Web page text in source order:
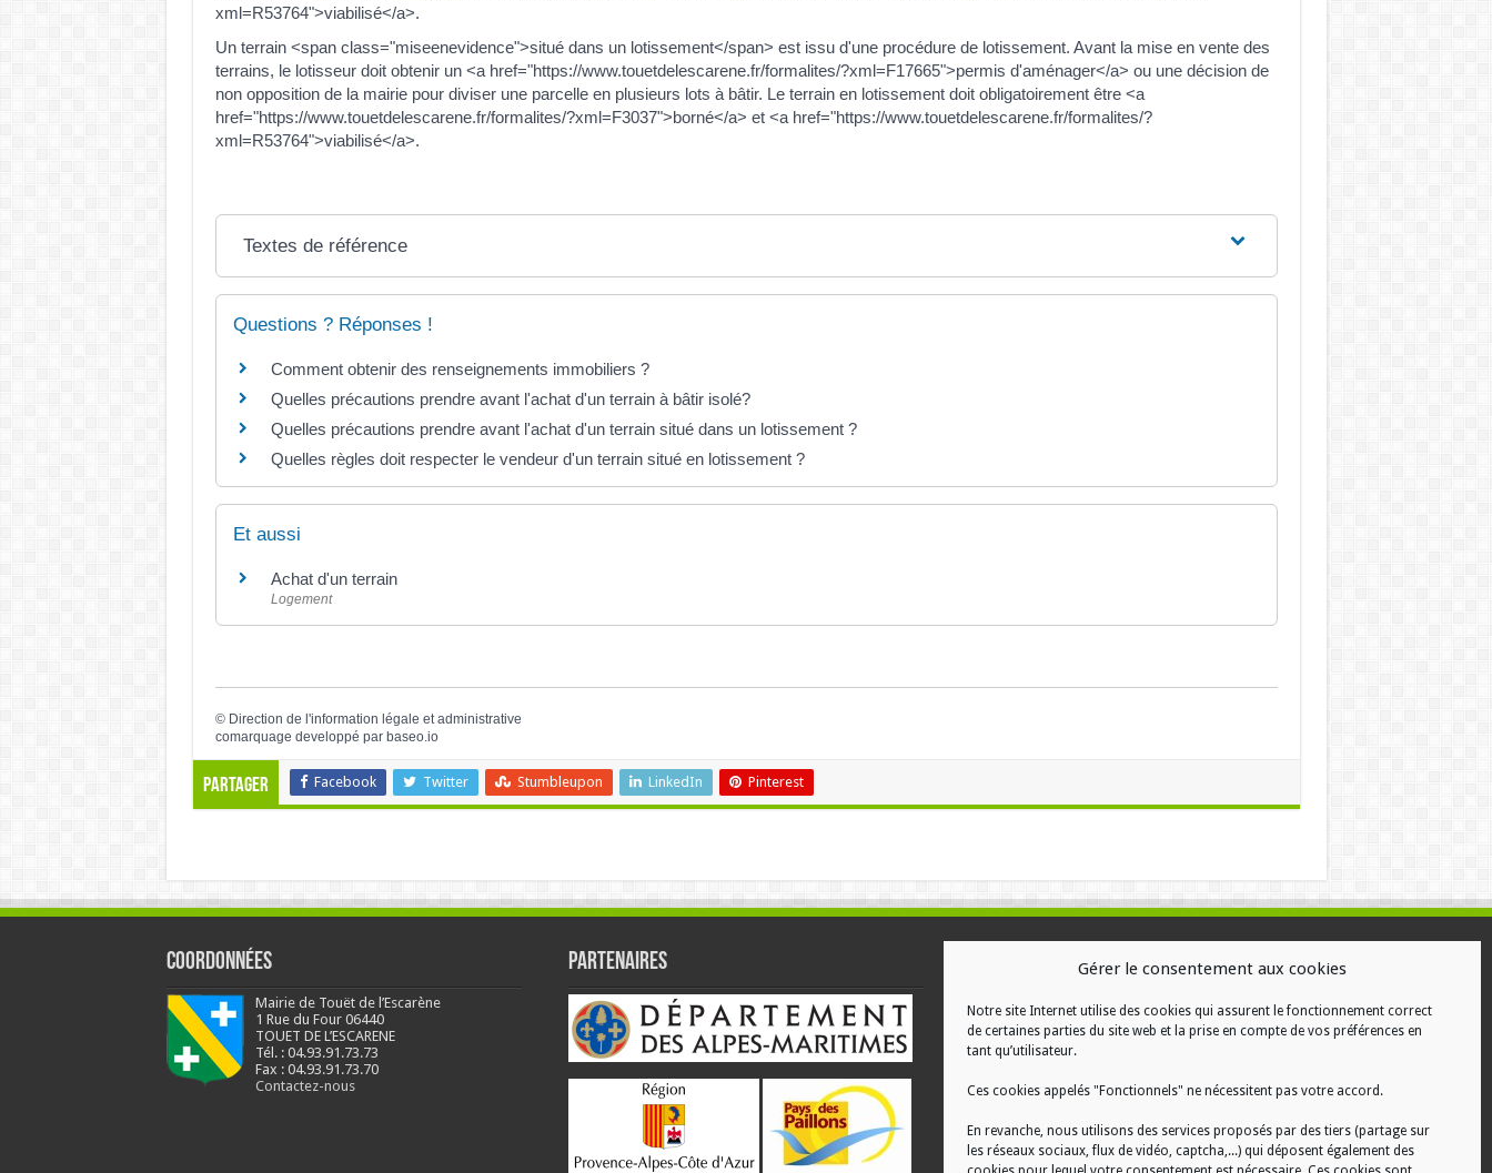
Gérer le consentement aux cookies
Notre site Internet utilise des cookies qui assurent le fonctionnement correct
de certaines parties du site web et la prise en compte de vos préférences en
tant qu’utilisateur.
Ces cookies appelés "Fonctionnels" ne nécessitent pas votre accord.
En revanche, nous utilisons des services proposés par des tiers (partage sur
les réseaux sociaux, flux de vidéo, captcha,...) qui déposent également des
xml=R53764">viabilisé</a>.
Un terrain <span class="miseenevidence">situé dans un lotissement</span> est issu d'une procédure de lotissement. Avant la mise en vente des
terrains, le lotisseur doit obtenir un <a href="https://www.touetdelescarene.fr/formalites/?xml=F17665">permis d'aménager</a> ou une décision de
non opposition de la mairie pour diviser une parcelle en plusieurs lots à bâtir. Le terrain en lotissement doit obligatoirement être <a
href="https://www.touetdelescarene.fr/formalites/?xml=F3037">borné</a> et <a href="https://www.touetdelescarene.fr/formalites/?
xml=R53764">viabilisé</a>.
Textes de référence
Questions ? Réponses !
Comment obtenir des renseignements immobiliers ?
Quelles précautions prendre avant l'achat d'un terrain à bâtir isolé?
Quelles précautions prendre avant l'achat d'un terrain situé dans un lotissement ?
Quelles règles doit respecter le vendeur d'un terrain situé en lotissement ?
Et aussi
Achat d'un terrain
Logement
© Direction de l'information légale et administrative
comarquage developpé par baseo.io
Partager Facebook Twitter Stumbleupon LinkedIn Pinterest
Coordonnées
Mairie de Touët de l’Escarène
1 Rue du Four 06440
TOUET DE L’ESCARENE
Tél. : 04.93.91.73.73
Fax : 04.93.91.73.70
Contactez-nous
Partenaires